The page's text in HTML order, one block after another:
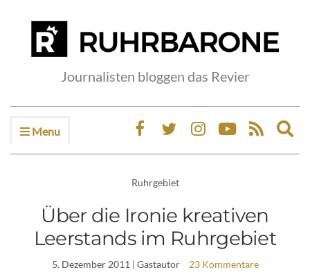
Journalisten bloggen das Revier
Menu
Ruhrgebiet
Über die Ironie kreativen
Leerstands im Ruhrgebiet
5. Dezember 2011 | Gastautor 23 Kommentare